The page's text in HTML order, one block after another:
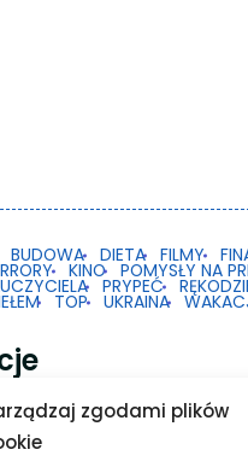
zgodami plików
BUDOWA DIETA FILMY
KINO POMYSŁY NA
PRYPEĆ
TOP UKRAINA
na Androidzie nie